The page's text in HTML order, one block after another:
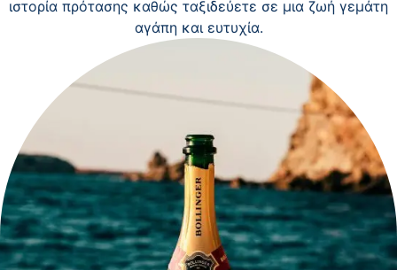
ιστορία πρότασης καθώς ταξιδεύετε σε μια ζωή γεμάτη
αγάπη και ευτυχία.